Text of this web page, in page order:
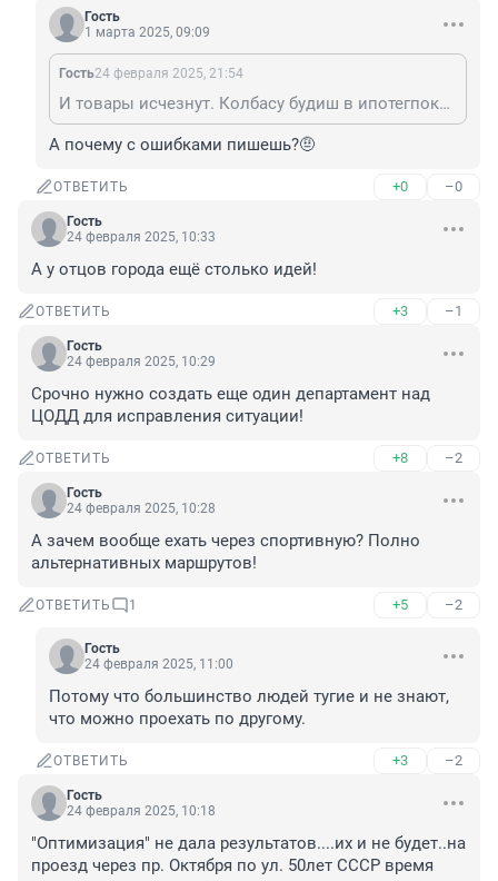
Гость
1 марта 2025, 09:09
Гость24 февраля 2025, 21:54
И товары исчезнут. Колбасу будиш в ипотегпокупать.
А почему с ошибками пишешь?🤨
ОТВЕТИТЬ +0 –0
Гость
24 февраля 2025, 10:33
А у отцов города ещё столько идей!
ОТВЕТИТЬ +3 –1
Гость
24 февраля 2025, 10:29
Срочно нужно создать еще один департамент над
ЦОДД для исправления ситуации!
ОТВЕТИТЬ +8 –2
Гость
24 февраля 2025, 10:28
А зачем вообще ехать через спортивную? Полно
альтернативных маршрутов!
ОТВЕТИТЬ 1 +5 –2
Гость
24 февраля 2025, 11:00
Потому что большинство людей тугие и не знают,
что можно проехать по другому.
ОТВЕТИТЬ +3 –2
Гость
24 февраля 2025, 10:18
"Оптимизация" не дала результатов....их и не будет..на
проезд через пр. Октября по ул. 50лет СССР время